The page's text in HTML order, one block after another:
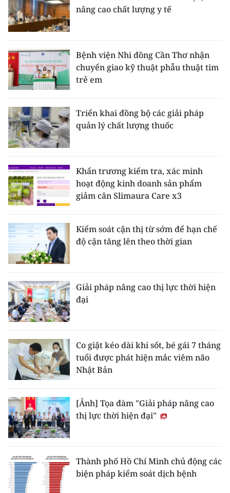
nâng cao chất lượng y tế
Bệnh viện Nhi đồng Cần Thơ nhận
chuyển giao kỹ thuật phẫu thuật tim
trẻ em
Triển khai đồng bộ các giải pháp
quản lý chất lượng thuốc
Khẩn trương kiểm tra, xác minh
hoạt động kinh doanh sản phẩm
giảm cân Slimaura Care x3
Kiểm soát cận thị từ sớm để hạn chế
độ cận tăng lên theo thời gian
Giải pháp nâng cao thị lực thời hiện
đại
Co giật kéo dài khi sốt, bé gái 7 tháng
tuổi được phát hiện mắc viêm não
Nhật Bản
[Ảnh] Tọa đàm "Giải pháp nâng cao
thị lực thời hiện đại"
Thành phố Hồ Chí Minh chủ động các
biện pháp kiểm soát dịch bệnh